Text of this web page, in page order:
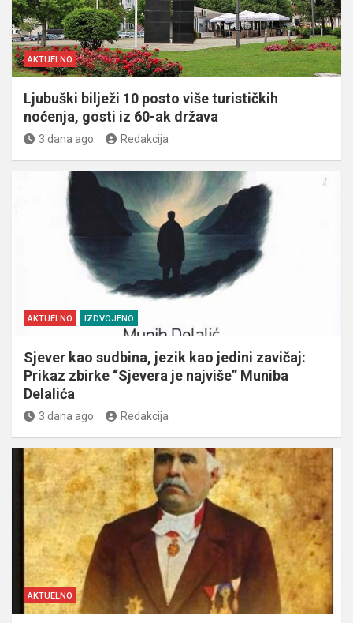
AKTUELNO
Ljubuški bilježi 10 posto više turističkih
noćenja, gosti iz 60-ak država
3 dana ago Redakcija
AKTUELNO IZDVOJENO
Sjever kao sudbina, jezik kao jedini zavičaj:
Prikaz zbirke “Sjevera je najviše” Muniba
Delalića
3 dana ago Redakcija
AKTUELNO